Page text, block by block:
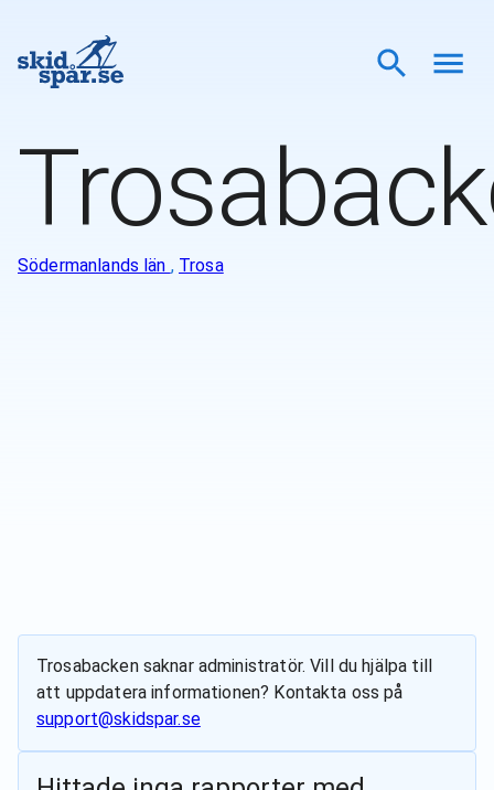
Södermanlands län , Trosa
Trosabackensaknar administratör. Vill du hjälpa till
att uppdatera informationen? Kontakta oss på
support@skidspar.se